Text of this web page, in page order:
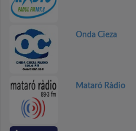
Onda Cieza
Mataró Ràdio